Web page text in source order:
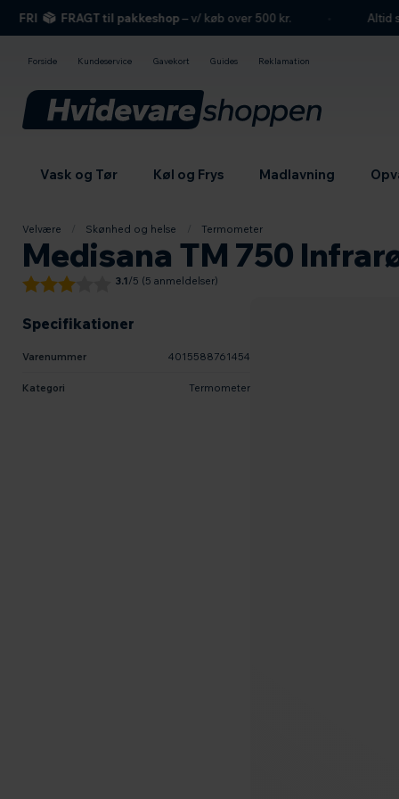
FRI FRAGT til pakkeshop– v/ køb over 500 kr. Altid
Forside Kundeservice Gavekort Guides Reklamation
Vask og Tør Køl og Frys Madlavning
Velvære Skønhed og helse Termometer
Medisana TM 750
3.1/5 (5 anmeldelser)
Specifikationer
Varenummer 4015588761454
Kategori Termometer